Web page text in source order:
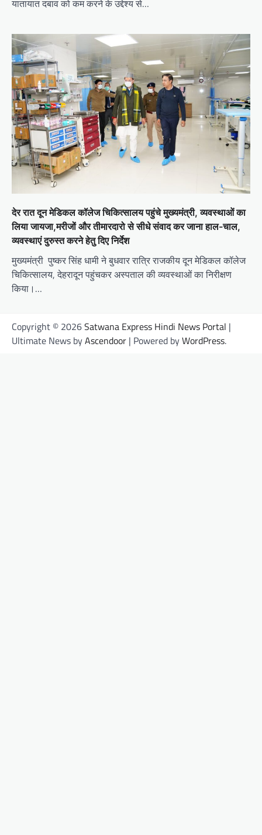
यातायात दबाव को कम करने के उद्देश्य से…
देर रात दून मेडिकल कॉलेज चिकित्सालय पहुंचे मुख्यमंत्री, व्यवस्थाओं का
लिया जायजा,मरीजों और तीमारदारो से सीधे संवाद कर जाना हाल-चाल,
व्यवस्थाएं दुरुस्त करने हेतु दिए निर्देश
मुख्यमंत्री पुष्कर सिंह धामी ने बुधवार रात्रि राजकीय दून मेडिकल कॉलेज
चिकित्सालय, देहरादून पहुंचकर अस्पताल की व्यवस्थाओं का निरीक्षण
किया।…
Copyright © 2026Satwana Express Hindi News Portal |
Ultimate News byAscendoor | Powered byWordPress.